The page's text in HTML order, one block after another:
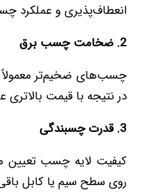
انعطاف‌پذیری و عملکرد
2. ضخامت چسب برق
چسب‌های ضخیم‌تر معمولاً
در نتیجه با قیمت
3. قدرت چسبندگی
کیفیت لایه چسب
روی سطح سیم یا کابل